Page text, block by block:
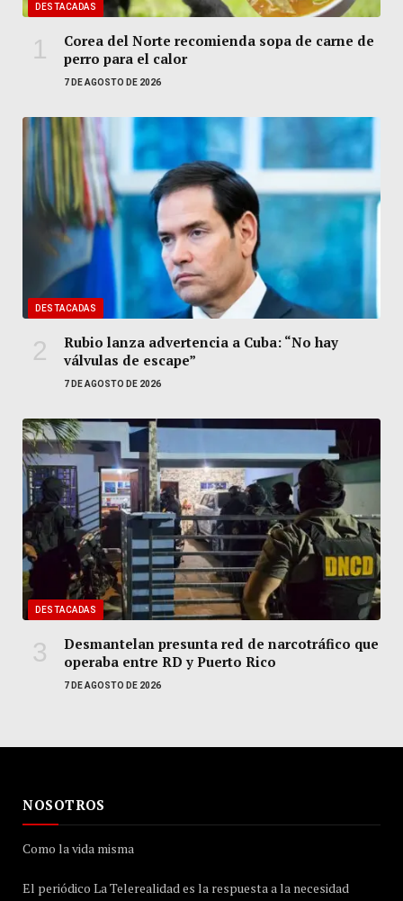
DESTACADAS
Corea del Norte recomienda sopa de carne de
perro para el calor
7 DE AGOSTO DE 2026
DESTACADAS
Rubio lanza advertencia a Cuba: “No hay
válvulas de escape”
7 DE AGOSTO DE 2026
DESTACADAS
Desmantelan presunta red de narcotráfico que
operaba entre RD y Puerto Rico
7 DE AGOSTO DE 2026
NOSOTROS
Como la vida misma
El periódico La Telerealidad es la respuesta a la necesidad